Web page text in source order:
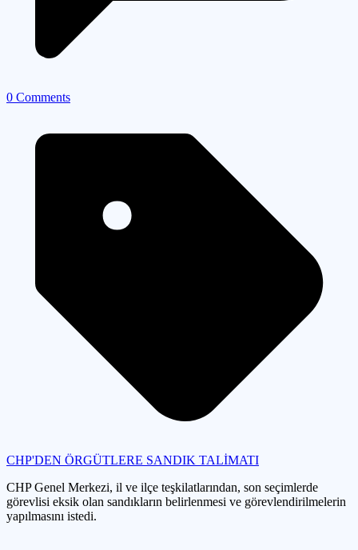
0 Comments
CHP'DEN ÖRGÜTLERE SANDIK TALİMATI
CHP Genel Merkezi, il ve ilçe teşkilatlarından, son seçimlerde
görevlisi eksik olan sandıkların belirlenmesi ve görevlendirilmelerin
yapılmasını istedi.